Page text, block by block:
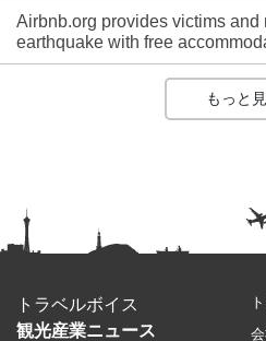
Airbnb.org provides victims and
earthquake with free
もっと
トラベルボイス
観光産業ニュース